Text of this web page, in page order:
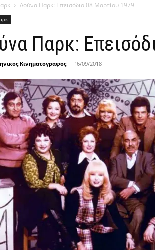
Λούνα Παρκ: Επεισόδιο 08 Μαρτίου 1979
Παρκ:
Κινηματογραφος - 16/09/2018